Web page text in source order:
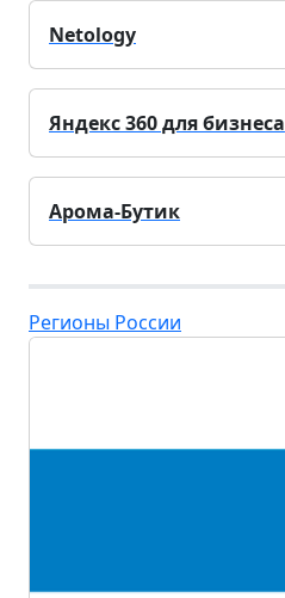
Netology
Яндекс 360 для бизнеса
Арома-Бутик
Регионы России